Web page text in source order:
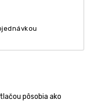
pôsobia ako